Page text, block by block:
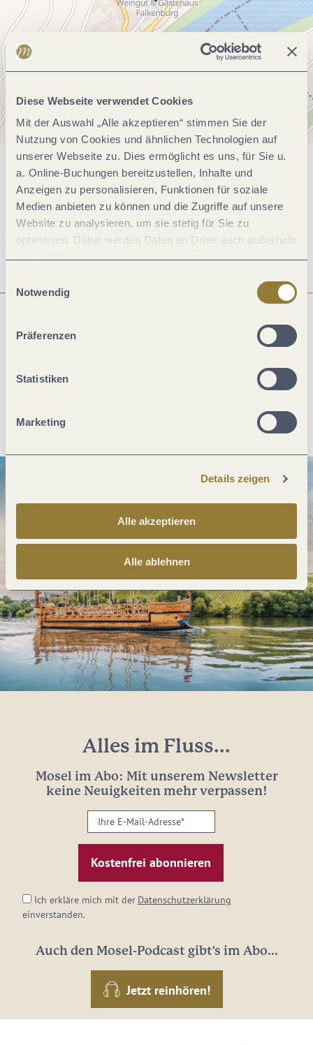
Diese Webseite verwendet Cookies
Mit der Auswahl „Alle akzeptieren“ stimmen Sie der
Nutzung von Cookies und ähnlichen Technologien auf
unserer Webseite zu. Dies ermöglicht es uns, für Sie u.
a. Online-Buchungen bereitzustellen, Inhalte und
Anzeigen zu personalisieren, Funktionen für soziale
Medien anbieten zu können und die Zugriffe auf unsere
Website zu analysieren, um sie stetig für Sie zu
optimieren. Dabei werden Daten an Dritte auch außerhalb
jederzeit widerrufen werden. Mit der Auswahl "Alle
ablehnen" kann es zu Beeinträchtigungen in der Nutzung
Notwendig
Präferenzen
Statistiken
Marketing
Details zeigen
Alle akzeptieren
Alle ablehnen
Allgemeine Informationen
Öffnungszeiten
Was möchtest du als nächstes tun?
PDF erzeugen
Alles im Fluss...
Mosel im Abo: Mit unserem Newsletter
keine Neuigkeiten mehr verpassen!
Ihre
E-
Mail-
Adresse:
Ich erkläre mich mit der Datenschutzerklärung
einverstanden.
Auch den Mosel-Podcast gibt's im Abo...
Jetzt reinhören!